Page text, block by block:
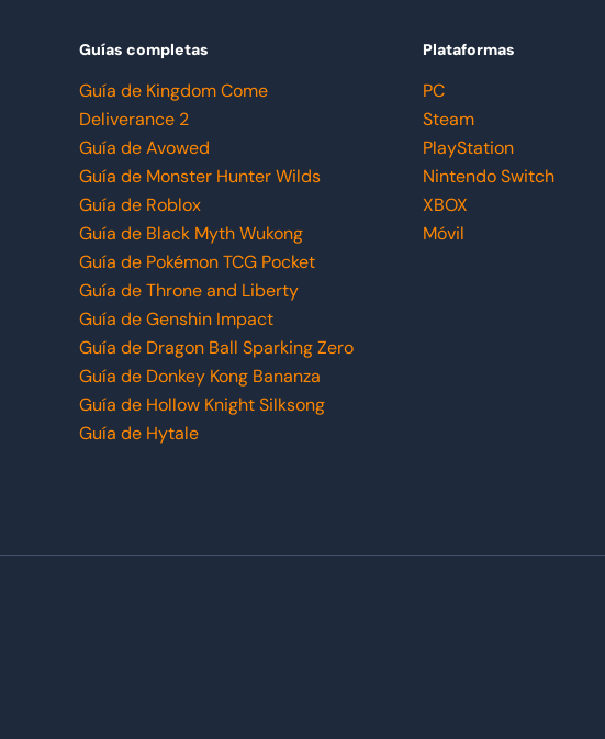
Guías completas
Guía de Kingdom Come
Deliverance 2
Guía de Avowed
Guía de Monster Hunter Wilds
Guía de Roblox
Guía de Black Myth Wukong
Guía de Pokémon TCG Pocket
Guía de Throne and Liberty
Guía de Genshin Impact
Guía de Dragon Ball Sparking Zero
Guía de Donkey Kong Bananza
Guía de Hollow Knight Silksong
Guía de Hytale
Plataformas
PC
Steam
PlayStation
Nintendo Switch
XBOX
Móvil